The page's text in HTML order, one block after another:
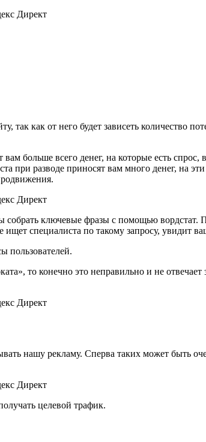
как от него будет зависеть количество
больше всего денег, на которые есть
при разводе приносят вам много денег, на
ключевые фразы с помощью вордстат.
специалиста по такому запросу, увидит
пользователей.
то конечно это неправильно и не
нашу рекламу. Сперва таких может быть
целевой трафик.